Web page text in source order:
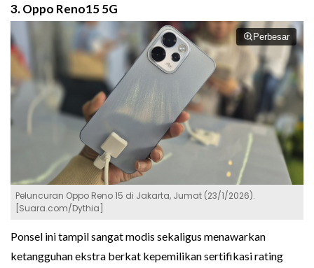
3. Oppo Reno15 5G
Perbesar
Peluncuran Oppo Reno 15 di Jakarta, Jumat (23/1/2026).
[Suara.com/Dythia]
Ponsel ini tampil sangat modis sekaligus menawarkan
ketangguhan ekstra berkat kepemilikan sertifikasi rating